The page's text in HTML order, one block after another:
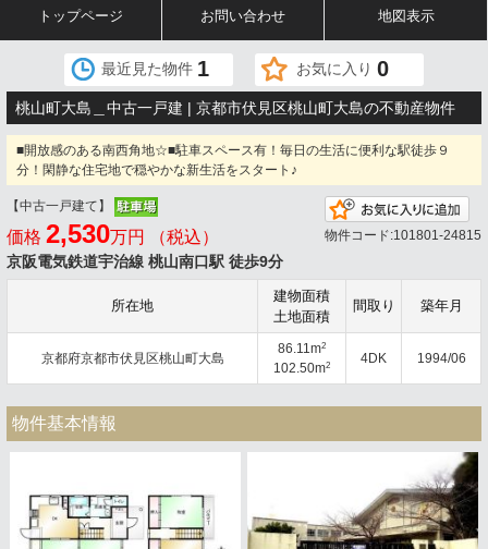
トップページ お問い合わせ 地図表示
最近見た物件 1 お気に入り 0
桃山町大島＿中古一戸建 | 京都市伏見区桃山町大島の不動産物件
■開放感のある南西角地☆■駐車スペース有！毎日の生活に便利な駅徒歩９
分！閑静な住宅地で穏やかな新生活をスタート♪
【中古一戸建て】
価格 2,530万円 （税込）
京阪電気鉄道宇治線 桃山南口駅 徒歩9分
物件コード:101801-24815
所在地
建物面積
土地面積
間取り 築年月
京都府京都市伏見区桃山町大島
86.11m2
102.50m2 4DK 1994/06
物件基本情報